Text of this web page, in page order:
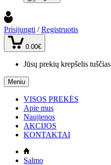
Prisijungti / Registruotis
0.00€
Jūsų prekių krepšelis tuščias
Meniu
VISOS PREKĖS
Apie mus
Naujienos
AKCIJOS
KONTAKTAI
Salmo